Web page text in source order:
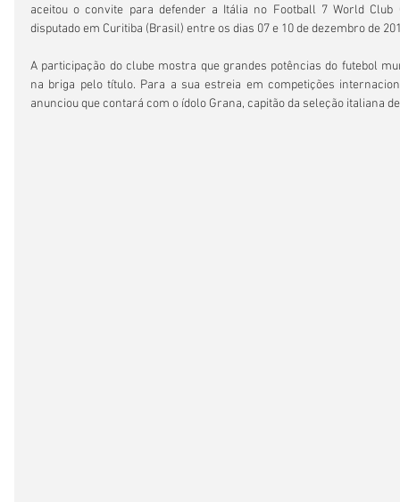
aceitou o convite para defender a Itália no Football 7 World Club
disputado em Curitiba (Brasil) entre os dias 07 e 10 de dezembro de
A participação do clube mostra que grandes potências do futebol
na briga pelo título. Para a sua estreia em competições
anunciou que contará com o ídolo Grana, capitão da seleção italiana